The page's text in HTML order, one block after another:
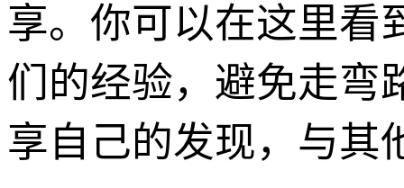
享。你可以在这里看
们的经验，避免走弯
享自己的发现，与其